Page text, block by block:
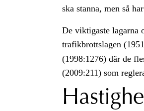
ska stanna, men så
De viktigaste lagarna
trafikbrottslagen
(1998:1276) där de
(2009:211) som